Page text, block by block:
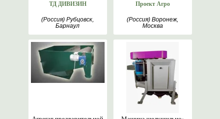
ТД ДИВИЗИН
(Россия) Рубцовск,
Барнаул
Проект Агро
(Россия) Воронеж,
Москва